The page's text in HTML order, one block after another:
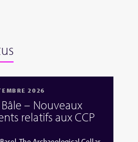
2026
– Nouveaux
relatifs aux CCP